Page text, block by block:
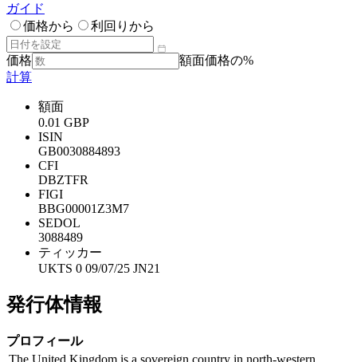
ガイド
価格から
利回りから
価格
額面価格の%
計算
額面
0.01 GBP
ISIN
GB0030884893
CFI
DBZTFR
FIGI
BBG00001Z3M7
SEDOL
3088489
ティッカー
UKTS 0 09/07/25 JN21
発行体情報
プロフィール
The United Kingdom is a sovereign country in north-western